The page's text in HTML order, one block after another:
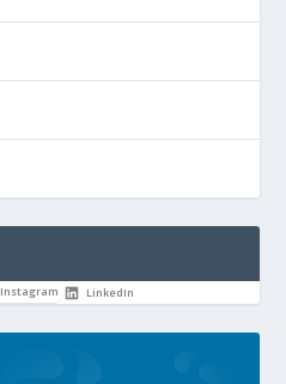
Instagram LinkedIn